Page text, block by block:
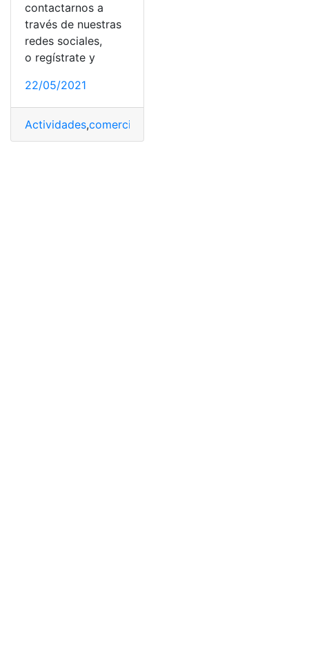
contactarnos a
través de nuestras
redes sociales,
o regístrate y
22/05/2021
Actividades,comerciantes